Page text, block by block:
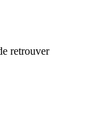
retrouver